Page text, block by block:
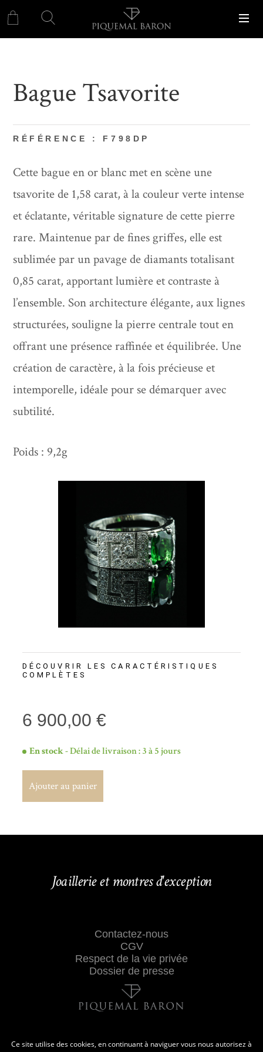
Bague Tsavorite
RÉFÉRENCE : F798DP
Cette bague en or blanc met en scène une
tsavorite de 1,58 carat, à la couleur verte intense
et éclatante, véritable signature de cette pierre
rare. Maintenue par de fines griffes, elle est
sublimée par un pavage de diamants totalisant
0,85 carat, apportant lumière et contraste à
l’ensemble. Son architecture élégante, aux lignes
structurées, souligne la pierre centrale tout en
offrant une présence raffinée et équilibrée. Une
création de caractère, à la fois précieuse et
intemporelle, idéale pour se démarquer avec
subtilité.
Poids : 9,2g
DÉCOUVRIR LES CARACTÉRISTIQUES
COMPLÈTES
6 900,00 €
En stock- Délai de livraison : 3 à 5 jours
Ajouter au panier
Ajouter au panier
Joaillerie et montres d'exception
Contactez-nous
CGV
Respect de la vie privée
Dossier de presse
Ce site utilise des cookies, en continuant à naviguer vous nous autorisez à